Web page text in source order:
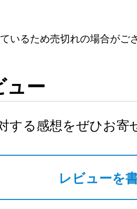
いるため売切れの場合がご
ュー
する感想をぜひお寄
レビューを